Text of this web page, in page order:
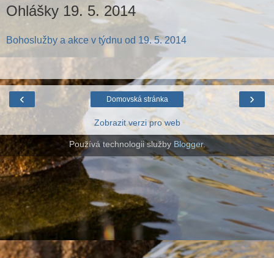
Ohlášky 19. 5. 2014
Bohoslužby a akce v týdnu od 19. 5. 2014
‹ ›
Domovská stránka
Zobrazit verzi pro web
Používá technologii služby Blogger.